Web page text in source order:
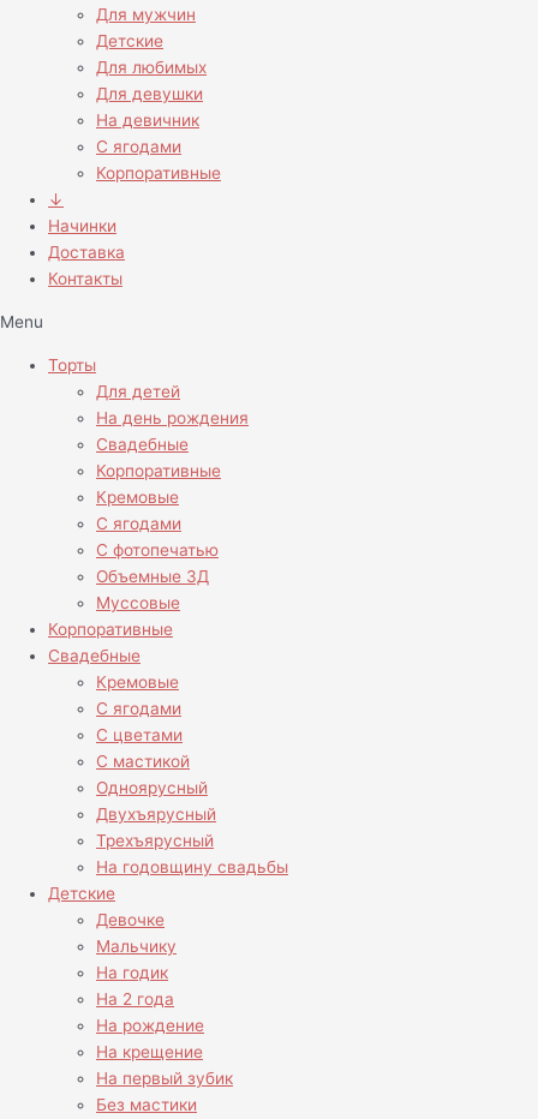
Для мужчин
Детские
Для любимых
Для девушки
На девичник
С ягодами
Корпоративные
↓
Начинки
Доставка
Контакты
Menu
Торты
Для детей
На день рождения
Свадебные
Корпоративные
Кремовые
С ягодами
С фотопечатью
Объемные 3Д
Муссовые
Корпоративные
Свадебные
Кремовые
С ягодами
С цветами
С мастикой
Одноярусный
Двухъярусный
Трехъярусный
На годовщину свадьбы
Детские
Девочке
Мальчику
На годик
На 2 года
На рождение
На крещение
На первый зубик
Без мастики